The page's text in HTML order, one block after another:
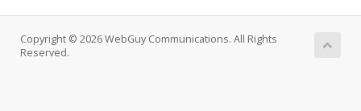
Copyright © 2026 WebGuy Communications. All Rights
Reserved.